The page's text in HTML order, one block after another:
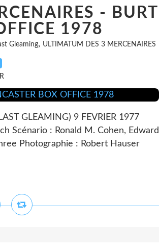
- BURT
1978
Gleaming, ULTIMATUM DES 3 MERCENAIRES
GLEAMING) 9 FEVRIER 1977
Scénario : Ronald M. Cohen, Edward
Photographie : Robert Hauser